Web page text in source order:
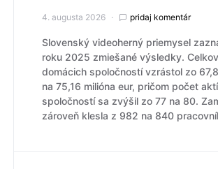
4. augusta 2026 pridaj komentár
Slovenský videoherný priemysel
roku 2025 zmiešané výsledky.
domácich spoločností vzrástol zo
na 75,16 milióna eur, pričom počet
spoločností sa zvýšil zo 77 na 80.
zároveň klesla z 982 na 840